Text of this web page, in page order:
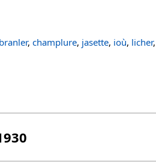
, champlure, jasette, ioù, licher,